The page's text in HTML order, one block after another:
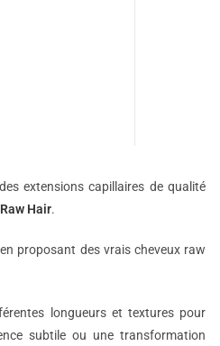
extensions capillaires de qualité
Raw Hair.
proposant des vrais cheveux raw
longueurs et textures pour
subtile ou une transformation